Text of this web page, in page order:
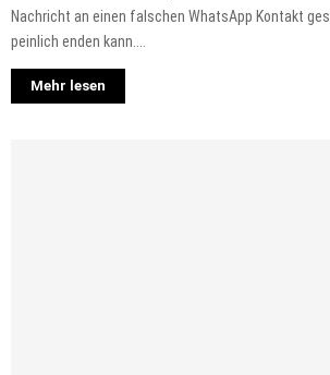
Nachricht an einen falschen WhatsApp Kontakt
peinlich enden kann....
Mehr lesen